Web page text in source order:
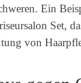
Ein
Set,
von